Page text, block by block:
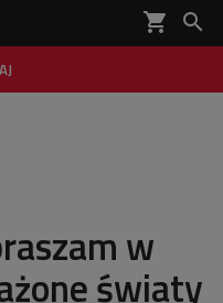
shopping_cart 

w
światy